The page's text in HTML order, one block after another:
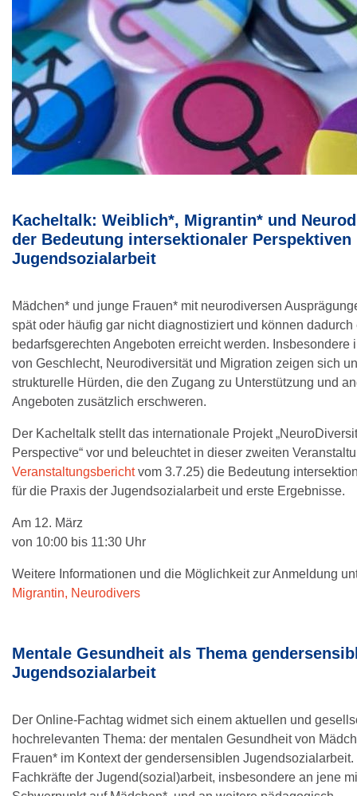
Kacheltalk: Weiblich*, Migrantin* und
der Bedeutung intersektionaler Perspektiven
Jugendsozialarbeit
Mädchen* und junge Frauen* mit neurodiversen
spät oder häufig gar nicht diagnostiziert und können dadurch
bedarfsgerechten Angeboten erreicht werden. Insbesondere
von Geschlecht, Neurodiversität und Migration zeigen sich
strukturelle Hürden, die den Zugang zu Unterstützung und
Angeboten zusätzlich erschweren.
Der Kacheltalk stellt das internationale Projekt
Perspective“ vor und beleuchtet in dieser zweiten
Veranstaltungsberichtvom 3.7.25) die Bedeutung
für die Praxis der Jugendsozialarbeit und erste Ergebnisse.
Am 12. März
von 10:00 bis 11:30 Uhr
Weitere Informationen und die Möglichkeit zur Anmeldung
Migrantin, Neurodivers
Mentale Gesundheit als Thema
Jugendsozialarbeit
Der Online-Fachtag widmet sich einem aktuellen und
hochrelevanten Thema: der mentalen Gesundheit von
Frauen* im Kontext der gendersensiblen
Fachkräfte der Jugend(sozial)arbeit, insbesondere an jene